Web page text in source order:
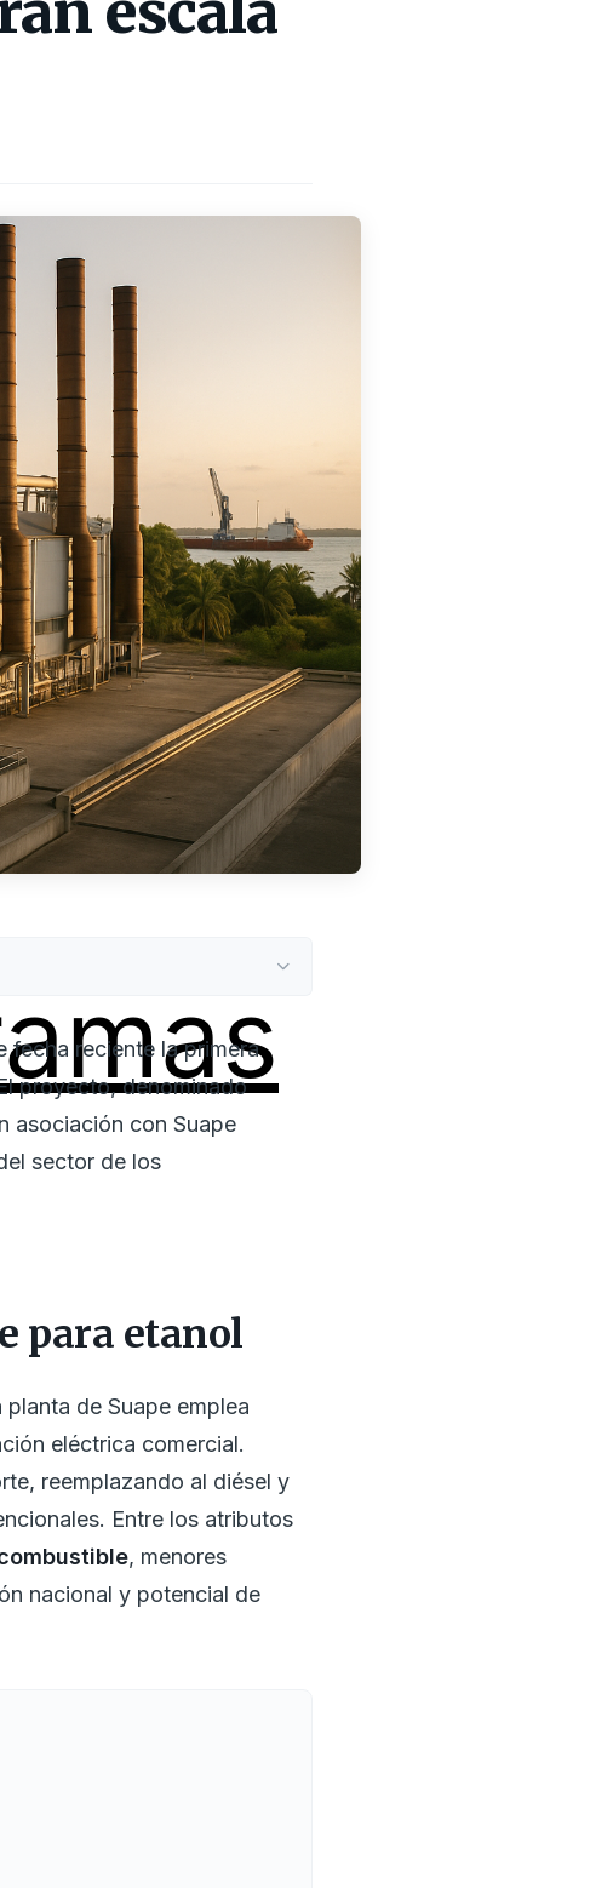
fecha reciente la primera
proyecto, denominado
asociación con Suape
sector de los
para etanol
de Suape emplea
eléctrica comercial.
reemplazando al diésel y
Entre los atributos
, menores
nacional y potencial de